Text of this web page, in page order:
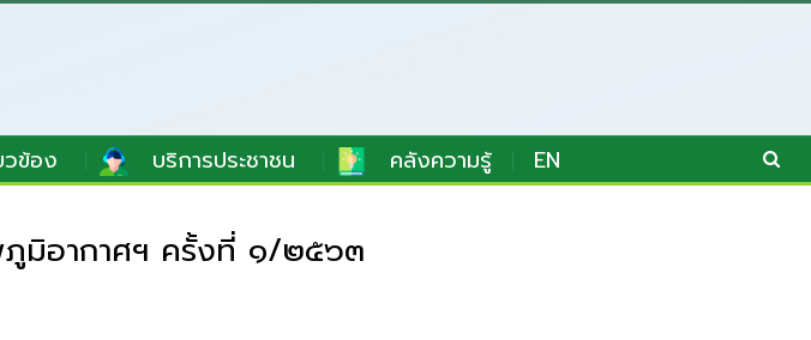
ข้อง บริการประชาชน คลังความรู้ EN
ภูมิอากาศฯ ครั้งที่ ๑/๒๕๖๓